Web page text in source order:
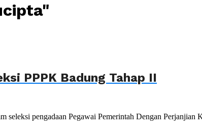
PPPK Badung Tahap II
seleksi pengadaan Pegawai Pemerintah Dengan Perjanjian